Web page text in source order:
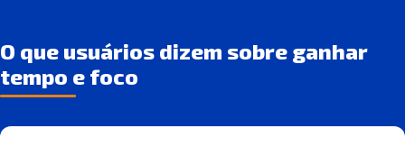
O que usuários dizem sobre ganhar
tempo e foco